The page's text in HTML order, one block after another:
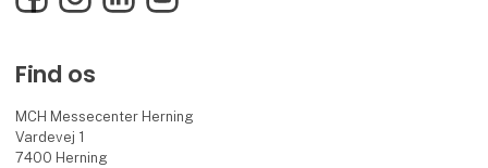
Find os
MCH Messecenter Herning
Vardevej 1
7400 Herning